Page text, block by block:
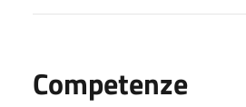
Competenze